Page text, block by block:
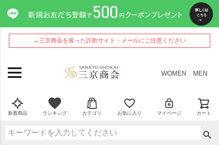
→三京商会を装った詐欺サイト・メールにご注意ください
WOMEN MEN
新着商品 ランキング カテゴリ お気に入り マイページ カート